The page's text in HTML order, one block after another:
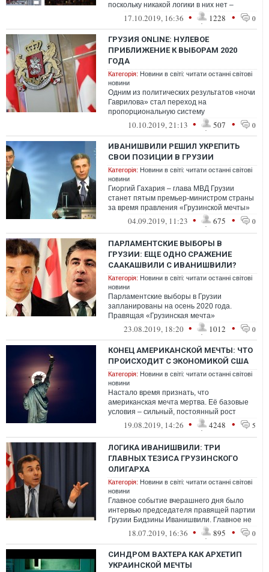
поскольку никакой логики в них нет –
правящая партия, вернее ее
единственная и...
17.10.2019, 16:36 • 1228 • 0
ГРУЗИЯ ONLINE: НУЛЕВОЕ
ПРИБЛИЖЕНИЕ К ВЫБОРАМ 2020
ГОДА
Категорія: Новини в світі: читати останні світові
новини
Одним из политических результатов «ночи
Гаврилова» стал переход на
пропорциональную систему
парламентских выборов с 0% порогом.
10.10.2019, 21:13 • 507 • 0
ИВАНИШВИЛИ РЕШИЛ УКРЕПИТЬ
СВОИ ПОЗИЦИИ В ГРУЗИИ
Категорія: Новини в світі: читати останні світові
новини
Гиоргий Гахария – глава МВД Грузии
станет пятым премьер-министром страны
за время правления «Грузинской мечты»
04.09.2019, 11:23 • 675 • 0
ПАРЛАМЕНТСКИЕ ВЫБОРЫ В
ГРУЗИИ: ЕЩЕ ОДНО СРАЖЕНИЕ
СААКАШВИЛИ С ИВАНИШВИЛИ?
Категорія: Новини в світі: читати останні світові
новини
Парламентские выборы в Грузии
запланированы на осень 2020 года.
Правящая «Грузинская мечта»
рассчитывает до того времени утвердить
поправки в Конститу...
23.08.2019, 18:20 • 1012 • 0
КОНЕЦ АМЕРИКАНСКОЙ МЕЧТЫ: ЧТО
ПРОИСХОДИТ С ЭКОНОМИКОЙ США
Категорія: Новини в світі: читати останні світові
новини
Настало время признать, что
американская мечта мертва. Её базовые
условия – сильный, постоянный рост
экономики и меритократия,
структурированная так, ...
19.08.2019, 14:26 • 4248 • 5
ЛОГИКА ИВАНИШВИЛИ: ТРИ
ГЛАВНЫХ ТЕЗИСА ГРУЗИНСКОГО
ОЛИГАРХА
Категорія: Новини в світі: читати останні світові
новини
Главное событие вчерашнего дня было
интервью председателя правящей партии
Грузии Бидзины Иванишвили. Главное не
потому что оно что-то меняет, а потому...
18.07.2019, 16:36 • 895 • 0
СИНДРОМ ВАХТЕРА КАК АРХЕТИП
УКРАИНСКОЙ МЕЧТЫ